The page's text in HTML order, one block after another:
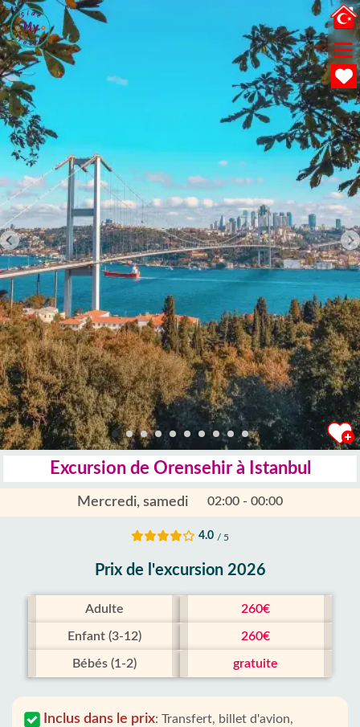
Excursion de Orensehir à Istanbul
Mercredi, samedi 02:00 - 00:00
4.0 / 5
Prix ​​de l'excursion 2026
Adulte 260€
Enfant (3-12) 260€
Bébés (1-2) gratuite
Inclus dans le prix: Transfert, billet d'avion,